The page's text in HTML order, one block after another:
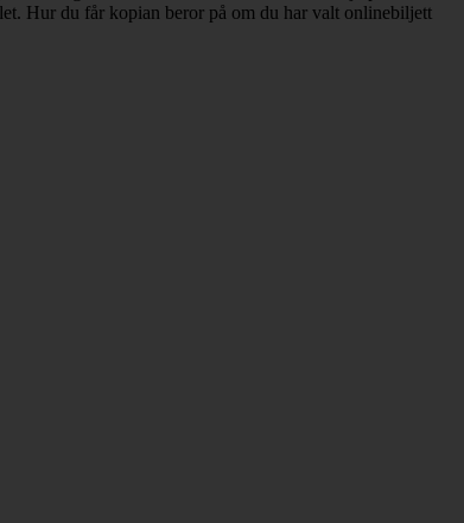
Hur du får kopian beror på om du har valt onlinebiljett